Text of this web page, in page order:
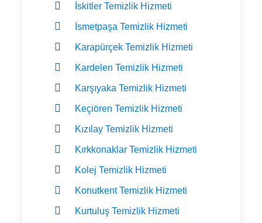
İskitler Temizlik Hizmeti
İsmetpaşa Temizlik Hizmeti
Karapürçek Temizlik Hizmeti
Kardelen Temizlik Hizmeti
Karşıyaka Temizlik Hizmeti
Keçiören Temizlik Hizmeti
Kızılay Temizlik Hizmeti
Kırkkonaklar Temizlik Hizmeti
Kolej Temizlik Hizmeti
Konutkent Temizlik Hizmeti
Kurtuluş Temizlik Hizmeti